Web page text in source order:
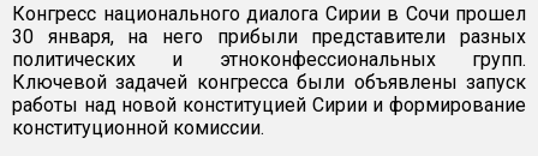
Конгресс национального диалога Сирии в Сочи прошел
30 января, на него прибыли представители разных
политических и этноконфессиональных групп.
Ключевой задачей конгресса были объявлены запуск
работы над новой конституцией Сирии и формирование
конституционной комиссии.